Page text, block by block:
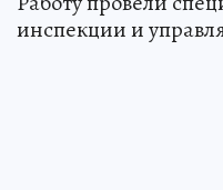
инспекции и